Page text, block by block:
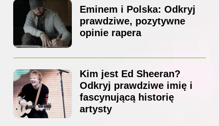
Eminem i Polska: Odkryj
prawdziwe, pozytywne
opinie rapera
Kim jest Ed Sheeran?
Odkryj prawdziwe imię i
fascynującą historię
artysty